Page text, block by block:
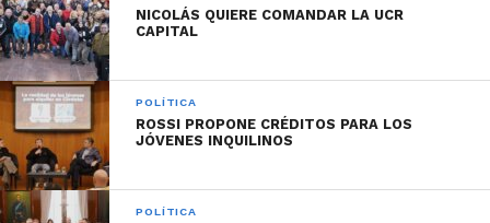
NICOLÁS QUIERE COMANDAR LA UCR
CAPITAL
POLÍTICA
ROSSI PROPONE CRÉDITOS PARA LOS
JÓVENES INQUILINOS
POLÍTICA